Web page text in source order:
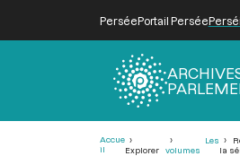
PerséePortail Persée
Accue
il
Explorer
Les
volumes
la